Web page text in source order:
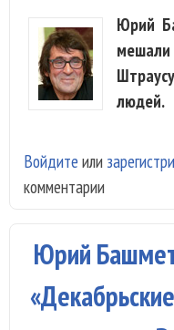
Юрий
людей.
Войдите или
комментарии
Юрий